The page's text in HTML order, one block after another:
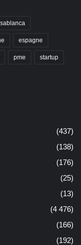
espagne
pme startup
(437)
(138)
(176)
(25)
(13)
(4 476)
(166)
(192)